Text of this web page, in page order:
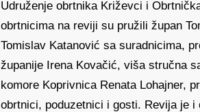
Udruženje obrtnika Križevci i
obrtnicima na reviji su pružili župan
Tomislav Katanović sa suradnicima,
županije Irena Kovačić, viša stručna
komore Koprivnica Renata Lohajner,
obrtnici, poduzetnici i gosti. Revija je